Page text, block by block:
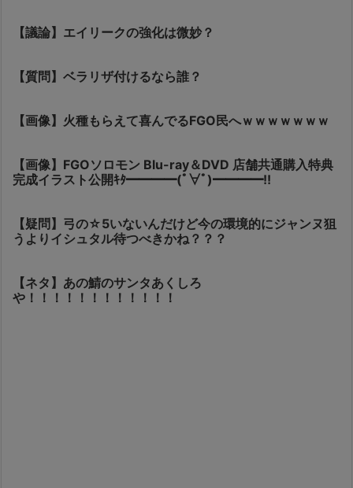
【議論】エイリークの強化は微妙？
【質問】ベラリザ付けるなら誰？
【画像】火種もらえて喜んでるFGO民へｗｗｗｗｗｗｗ
【画像】FGOソロモン Blu-ray＆DVD 店舗共通購入特典
完成イラスト公開ｷﾀ━━━━(ﾟ∀ﾟ)━━━━!!
【疑問】弓の☆5いないんだけど今の環境的にジャンヌ狙
うよりイシュタル待つべきかね？？？
【ネタ】あの鯖のサンタあくしろ
や！！！！！！！！！！！！